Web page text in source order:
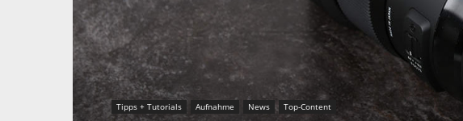
Tipps + Tutorials Aufnahme News Top-Content